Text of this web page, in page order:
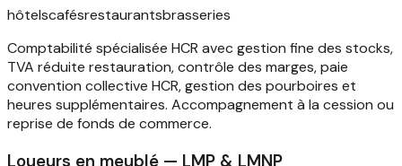
hôtelscafésrestaurantsbrasseries
Comptabilité spécialisée HCR avec gestion fine des stocks,
TVA réduite restauration, contrôle des marges, paie
convention collective HCR, gestion des pourboires et
heures supplémentaires. Accompagnement à la cession ou
reprise de fonds de commerce.
Loueurs en meublé — LMP & LMNP